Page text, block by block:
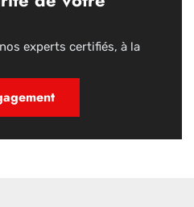
experts certifiés, à la